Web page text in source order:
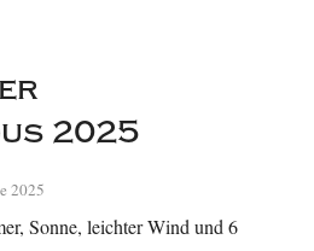
2025
2025
Sonne, leichter Wind und 6